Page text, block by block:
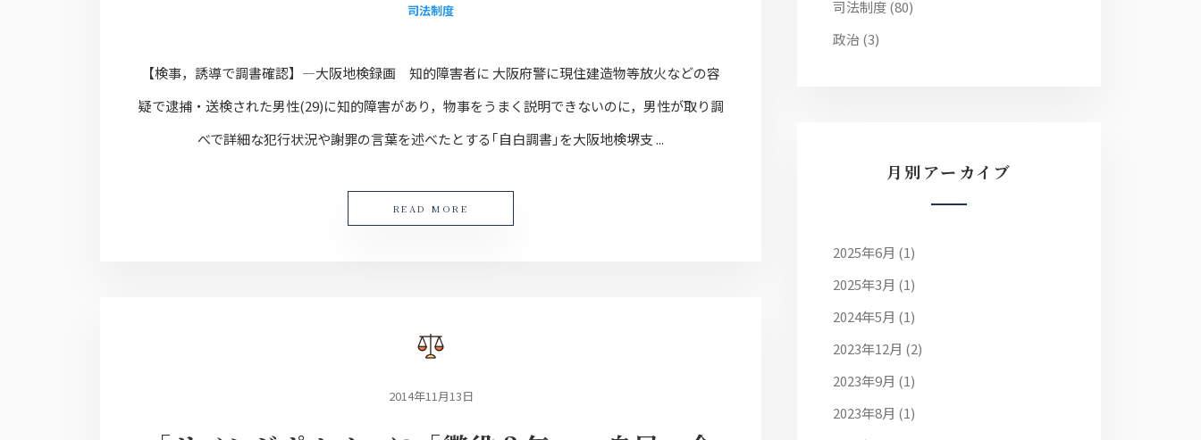
司法制度
【検事，誘導で調書確認】―大阪地検録画 知的障害者に 大阪府警に現住建造物等放火などの容
疑で逮捕・送検された男性(29)に知的障害があり，物事をうまく説明できないのに，男性が取り調
べで詳細な犯行状況や謝罪の言葉を述べたとする｢自白調書｣を大阪地検堺支 ...
READ MORE
2014年11月13日
司法制度(80)
政治(3)
月別アーカイブ
2025年6月 (1)
2025年3月 (1)
2024年5月 (1)
2023年12月 (2)
2023年9月 (1)
2023年8月 (1)